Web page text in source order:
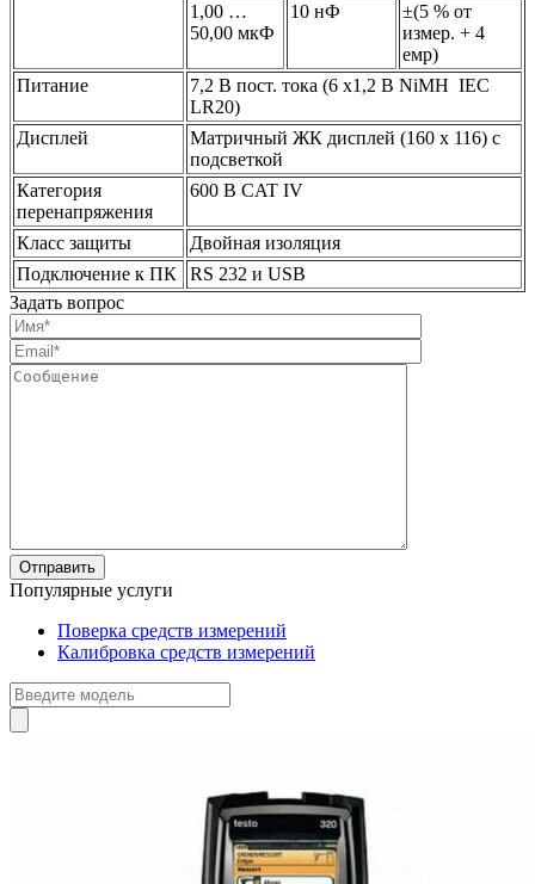
1,00 …
50,00 мкФ
10 нФ
±(5 % от
измер. + 4
емр)
Питание
7,2 В пост. тока (6 x1,2 В NiMH IEC
LR20)
Дисплей
Матричный ЖК дисплей (160 x 116) с
подсветкой
Категория
перенапряжения
600 В CAT IV
Класс защиты
Двойная изоляция
Подключение к ПК
RS 232 и USB
Задать вопрос
Популярные услуги
Поверка средств измерений
Калибровка средств измерений